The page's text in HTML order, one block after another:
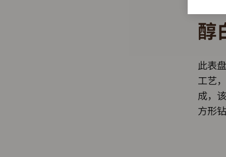
醇
此表
工艺
成，
方形